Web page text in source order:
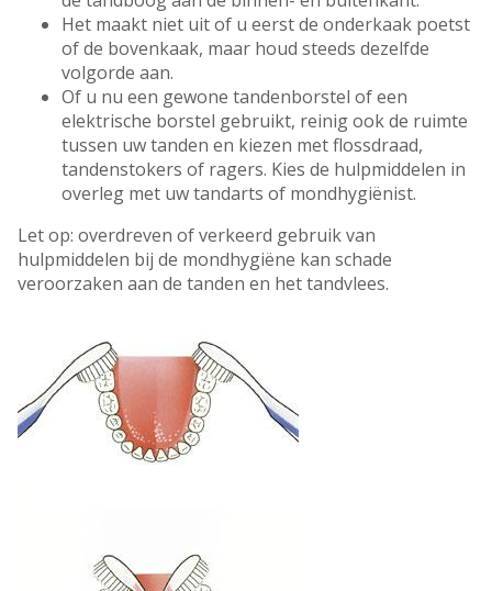
Het maakt niet uit of u eerst de onderkaak poetst
of de bovenkaak, maar houd steeds dezelfde
volgorde aan.
Of u nu een gewone tandenborstel of een
elektrische borstel gebruikt, reinig ook de ruimte
tussen uw tanden en kiezen met flossdraad,
tandenstokers of ragers. Kies de hulpmiddelen in
overleg met uw tandarts of mondhygiënist.
Let op: overdreven of verkeerd gebruik van
hulpmiddelen bij de mondhygiëne kan schade
veroorzaken aan de tanden en het tandvlees.